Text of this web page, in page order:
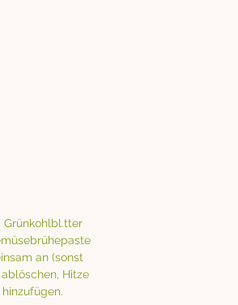
Grünkohlbl.tter
an (sonst
Hitze